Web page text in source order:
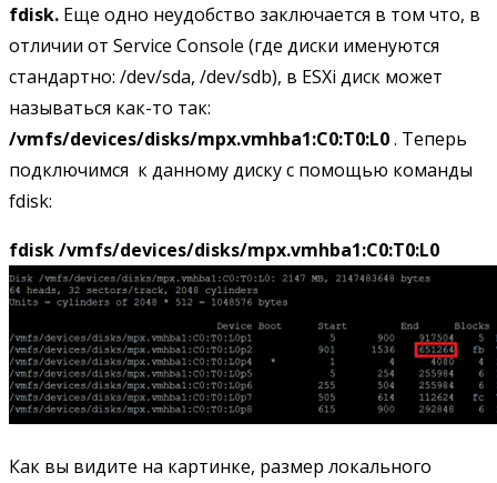
fdisk. Еще одно неудобство заключается в том что, в
отличии от Service Console (где диски именуются
стандартно: /dev/sda, /dev/sdb), в ESXi диск может
называться как-то так:
/vmfs/devices/disks/mpx.vmhba1:C0:T0:L0. Теперь
подключимся к данному диску с помощью команды
fdisk:
fdisk /vmfs/devices/disks/mpx.vmhba1:C0:T0:L0
Как вы видите на картинке, размер локального